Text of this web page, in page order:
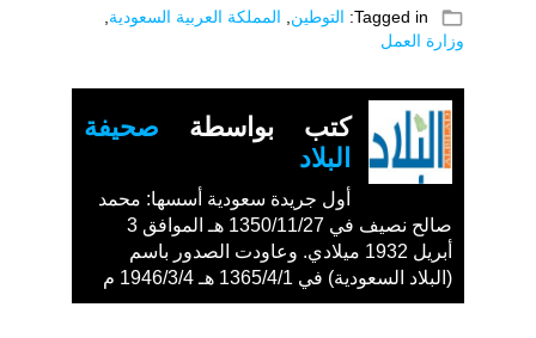
folder_open
Tagged in: التوطين المملكة العربية السعودية
وزارة العمل
كتب بواسطة صحيفة
البلاد
أول جريدة سعودية أسسها: محمد
صالح نصيف في 1350/11/27 هـ الموافق 3
أبريل 1932 ميلادي. وعاودت الصدور باسم
(البلاد السعودية) في 1365/4/1 هـ 1946/3/4 م